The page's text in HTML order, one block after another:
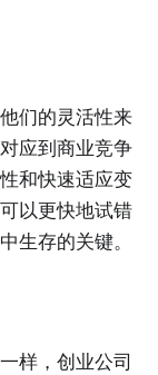
们的灵活性来
应到商业竞争
和快速适应变
以更快地试错
生存的关键。
样，创业公司